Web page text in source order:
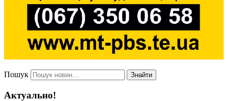
Пошук Знайти
Актуально!